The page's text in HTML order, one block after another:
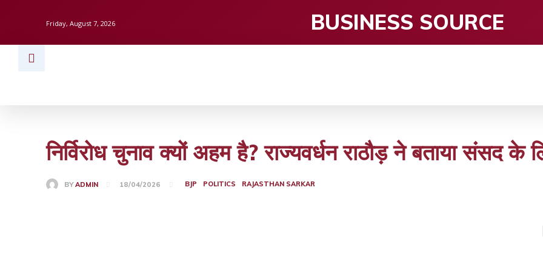
Friday, August 7, 2026 BUSINESS SOURCE
निर्विरोध चुनाव क्यों अहम है? राज्यवर्धन राठौड़ ने बताया संसद
BY ADMIN 18/04/2026 BJP POLITICS RAJASTHAN SARKAR